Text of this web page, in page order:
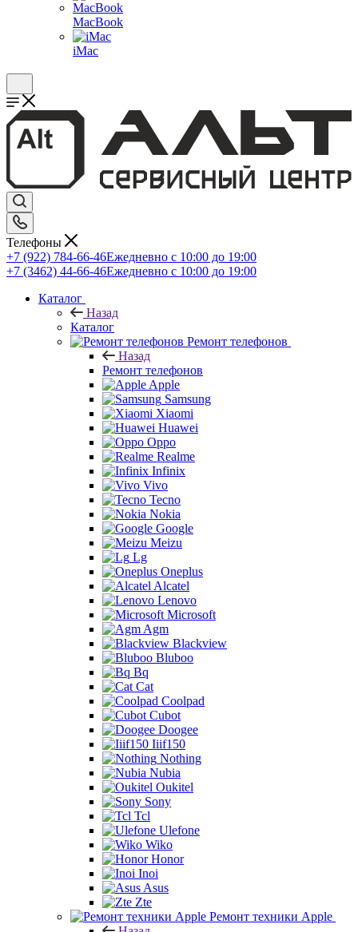
MacBook
iMac
Телефоны
+7 (922) 784-66-46Ежедневно с 10:00 до 19:00
+7 (3462) 44-66-46Ежедневно с 10:00 до 19:00
Каталог
Назад
Каталог
Ремонт телефонов
Назад
Ремонт телефонов
Apple
Samsung
Xiaomi
Huawei
Oppo
Realme
Infinix
Vivo
Tecno
Nokia
Google
Meizu
Lg
Oneplus
Alcatel
Lenovo
Microsoft
Agm
Blackview
Bluboo
Bq
Cat
Coolpad
Cubot
Doogee
Iiif150
Nothing
Nubia
Oukitel
Sony
Tcl
Ulefone
Wiko
Honor
Inoi
Asus
Zte
Ремонт техники Apple